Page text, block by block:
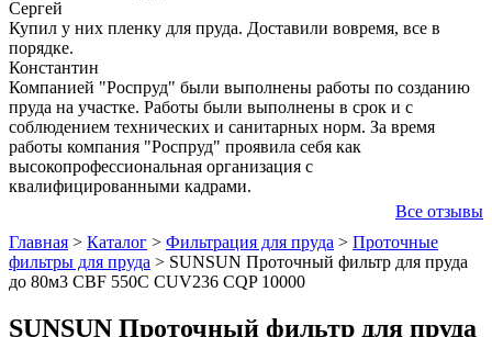
Сергей
Купил у них пленку для пруда. Доставили вовремя, все в
порядке.
Константин
Компанией "Роспруд" были выполнены работы по созданию
пруда на участке. Работы были выполнены в срок и с
соблюдением технических и санитарных норм. За время
работы компания "Роспруд" проявила себя как
высокопрофессиональная организация с
квалифицированными кадрами.
Все отзывы
Главная > Каталог > Фильтрация для пруда > Проточные
фильтры для пруда > SUNSUN Проточный фильтр для пруда
до 80м3 CBF 550С CUV236 CQP 10000
SUNSUN Проточный фильтр для пруда